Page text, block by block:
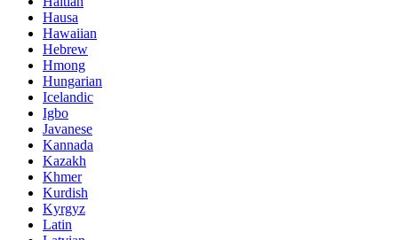
Hausa
Hawaiian
Hebrew
Hmong
Hungarian
Icelandic
Igbo
Javanese
Kannada
Kazakh
Khmer
Kurdish
Kyrgyz
Latin